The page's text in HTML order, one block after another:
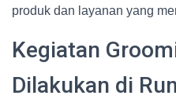
produk dan layanan yang
Kegiatan
Dilakukan di